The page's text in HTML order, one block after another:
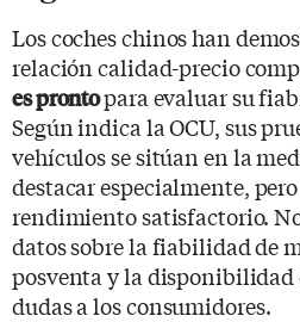
Los coches chinos han
relación calidad-precio
es prontopara evaluar su
Según indica la OCU, sus
vehículos se sitúan en la
destacar especialmente,
rendimiento satisfactorio.
datos sobre la fiabilidad de
posventa y la disponibilidad
dudas a los consumidores.